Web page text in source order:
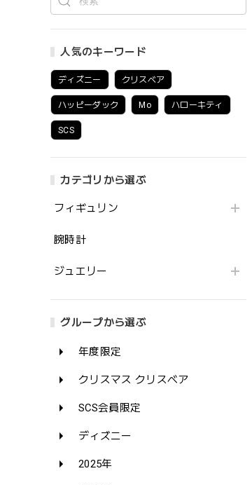
人気のキーワード
ディズニー クリスベア
ハッピーダック Mo ハローキティ
SCS
カテゴリから選ぶ
フィギュリン
腕時計
ジュエリー
グループから選ぶ
年度限定
クリスマス クリスベア
SCS会員限定
ディズニー
2025年